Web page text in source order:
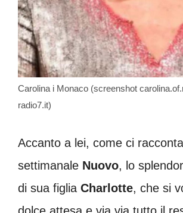
Carolina i Monaco (screenshot
radio7.it)
Accanto a lei, come ci racconta
settimanale Nuovo, lo
di sua figlia Charlotte, che si